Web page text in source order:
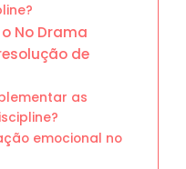
No Drama
de
as
emocional no